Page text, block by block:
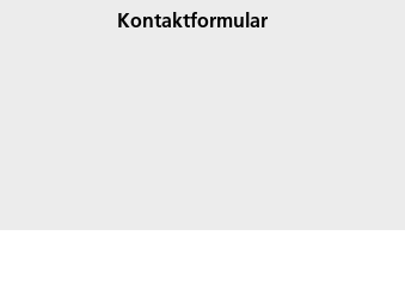
Kontaktformular